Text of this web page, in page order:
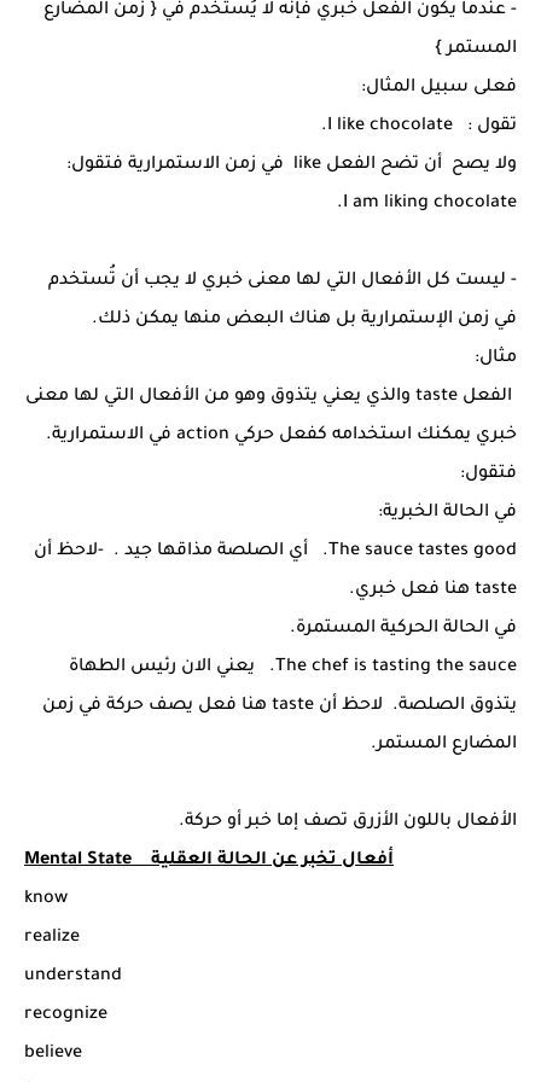
- عندما يكون الفعل خبري فإنه لا يُستخدم في { زمن المضارع
المستمر }
فعلى سبيل المثال:
تقول : I like chocolate.
ولا يصح أن تضح الفعل like في زمن الاستمرارية فتقول:
I am liking chocolate.
- ليست كل الأفعال التي لها معنى خبري لا يجب أن تُستخدم
في زمن الإستمرارية بل هناك البعض منها يمكن ذلك.
مثال:
الفعل taste والذي يعني يتذوق وهو من الأفعال التي لها معنى
خبري يمكنك استخدامه كفعل حركي action في الاستمرارية.
فتقول:
في الحالة الخبرية:
The sauce tastes good. أي الصلصة مذاقها جيد . -لاحظ أن
taste هنا فعل خبري.
في الحالة الحركية المستمرة.
The chef is tasting the sauce. يعني الان رئيس الطهاة
يتذوق الصلصة. لاحظ أن taste هنا فعل يصف حركة في زمن
المضارع المستمر.
الأفعال باللون الأزرق تصف إما خبر أو حركة.
Mental State أفعال تخبر عن الحالة العقلية
know
realize
understand
recognize
believe